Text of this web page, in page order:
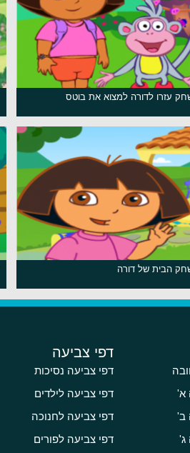
עזרו לדורה למצוא את בוטס
הבית של דורה
א'
ב'
ג'
דפי צביעה
דפי צביעה נסיכות
דפי צביעה לילדים
דפי צביעה לחנוכה
דפי צביעה לפורים